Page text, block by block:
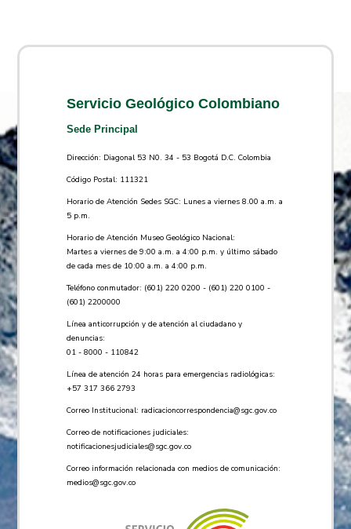
Servicio Geológico Colombiano
Sede Principal
Dirección: Diagonal 53 N0. 34 - 53 Bogotá D.C. Colombia
Código Postal: 111321
Horario de Atención Sedes SGC: Lunes a viernes 8.00 a.m. a
5 p.m.
Horario de Atención Museo Geológico Nacional:
Martes a viernes de 9:00 a.m. a 4:00 p.m. y último sábado
de cada mes de 10:00 a.m. a 4:00 p.m.
Teléfono conmutador: (601) 220 0200 - (601) 220 0100 -
(601) 2200000
Línea anticorrupción y de atención al ciudadano y
denuncias:
01 - 8000 - 110842
Línea de atención 24 horas para emergencias radiológicas:
+57 ​317 366 2793
Correo Institucional: radicacioncorrespondencia@sgc.gov.co
Correo de notificaciones judiciales:
notificacionesjudiciales@sgc.gov.co
Correo información relacionada con medios de comunicación:
medios@sgc.gov.co